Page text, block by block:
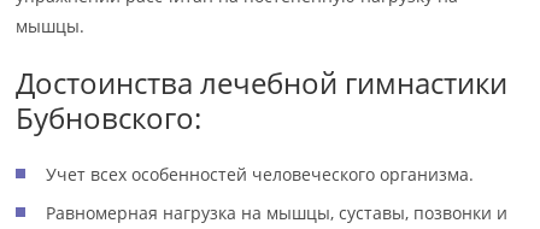
мышцы.
Достоинства лечебной гимнастики
Бубновского:
Учет всех особенностей человеческого организма.
Равномерная нагрузка на мышцы, суставы, позвонки и